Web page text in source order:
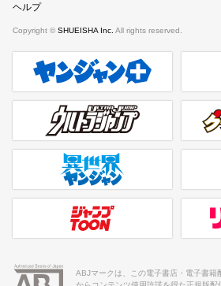
ヘルプ
Copyright © SHUEISHA Inc. All rights reserved.
ヤンジャンプラス 週刊
ウルトラジャンプ グラ
異世界ヤンジャン ヤン
ジャンプTOON リマ
ABJマークは、この電子書店・電子書籍